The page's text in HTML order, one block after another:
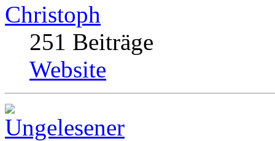
Christoph
251 Beiträge
Website